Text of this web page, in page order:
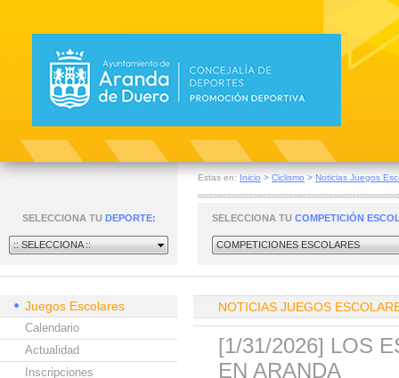
Estas en: Inicio > Ciclismo > Noticias Juegos
SELECCIONA TU DEPORTE:
:: SELECCIONA ::
SELECCIONA TU COMPETICIÓN
COMPETICIONES ESCOLARES
Juegos Escolares
Calendario
Actualidad
Inscripciones
NOTICIAS JUEGOS
[1/31/2026] LOS
EN ARANDA